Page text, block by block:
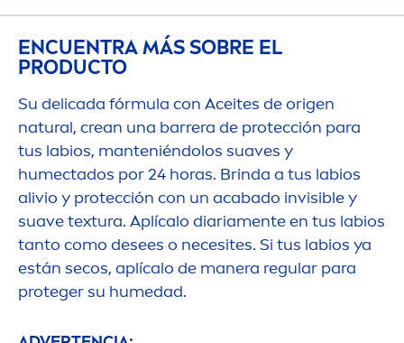
ENCUENTRA MÁS SOBRE EL
PRODUCTO
Su delicada fórmula con Aceites de origen
natural, crean una barrera de protección para
tus labios, manteniéndolos suaves y
humectados por 24 horas. Brinda a tus labios
alivio y protección con un acabado invisible y
suave textura. Aplícalo diariamente en tus labios
tanto como desees o necesites. Si tus labios ya
están secos, aplícalo de manera regular para
proteger su humedad.